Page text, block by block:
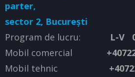
parter,
sector 2, București
Program de lucru: L-V
Mobil comercial
Mobil tehnic